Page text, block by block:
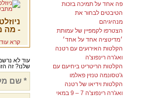
פה אחד על תמיכה בזכות
הטיבטים לבחור את
מנהיגיהם
הצטרפו לקמפיין של עמותת
׳מדיטציה אחד על אחד׳
הקלטות האירועים עם רטנה
ואג'רה רינפוצ'ה
הקלטות הריטריט ביחיעם עם
ג'טסונמה טנזין פאלמו
הקלטות וידיאו של רטנה
ואג'רה רינפוצ'ה 7 – 9 במאי
- מה
קרא עוד
עוד לא
שלנו? זה